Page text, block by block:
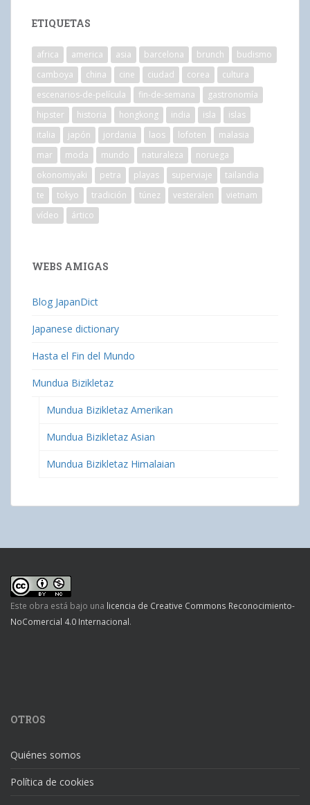
ETIQUETAS
africa america asia barcelona brunch
budismo
camboya
china cine ciudad corea
cultura
escenarios-de-película
fin-de-semana
gastronomía
hipster
historia hongkong india isla
islas
italia
japón jordania laos lofoten
malasia
mar
moda mundo naturaleza
noruega
okonomiyaki
petra playas superviaje
tailandia
te
tokyo tradición túnez vesteralen
vietnam
vídeo
ártico
WEBS AMIGAS
Blog JapanDict
Japanese dictionary
Hasta el Fin del Mundo
Mundua Bizikletaz
Mundua Bizikletaz Amerikan
Mundua Bizikletaz Asian
Mundua Bizikletaz Himalaian
Este obra está bajo una licencia de Creative Commons Reconocimiento-
NoComercial 4.0 Internacional.
OTROS
Quiénes somos
Política de cookies